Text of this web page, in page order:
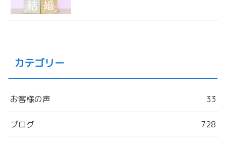
カテゴリー
お客様の声 33
ブログ 728